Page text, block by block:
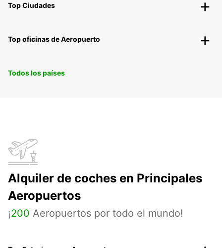
Top Ciudades
Top oficinas de Aeropuerto
Todos los países
Alquiler de coches en Principales
Aeropuertos
¡200 Aeropuertos por todo el mundo!